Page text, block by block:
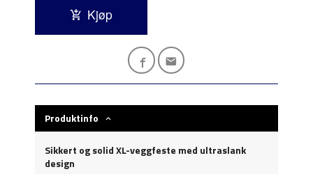
Kjøp
Produktinfo
Sikkert og solid XL-veggfeste med ultraslank
design